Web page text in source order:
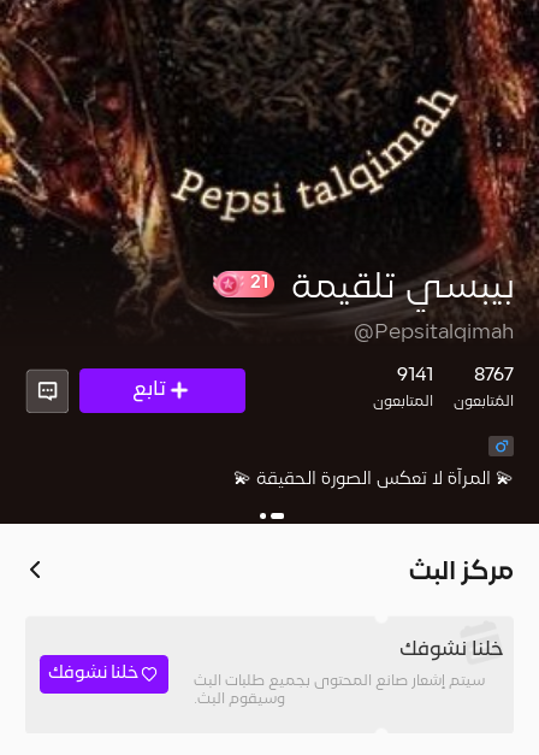
بيبسي تلقيمة
@Pepsitalqimah
8767
المُتابعون
9141
المتابعون
تابع
💫 المرآة لا تعكس الصورة الحقيقة 💫
مركز البث
خلنا نشوفك
سيتم إشعار صانع المحتوى بجميع طلبات البث
وسيقوم البث.
خلنا نشوفك